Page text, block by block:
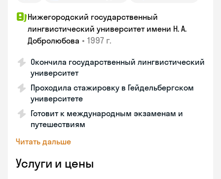
Нижегородский государственный
лингвистический университет имени Н. А.
Добролюбова • 1997 г.
Окончила государственный лингвистический
университет
Проходила стажировку в Гейдельбергском
университете
Готовит к международным экзаменам и
путешествиям
Читать дальше
Услуги и цены